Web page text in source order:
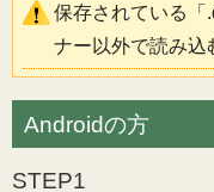
保存されている「
ナー以外で読み込
Androidの方
STEP1